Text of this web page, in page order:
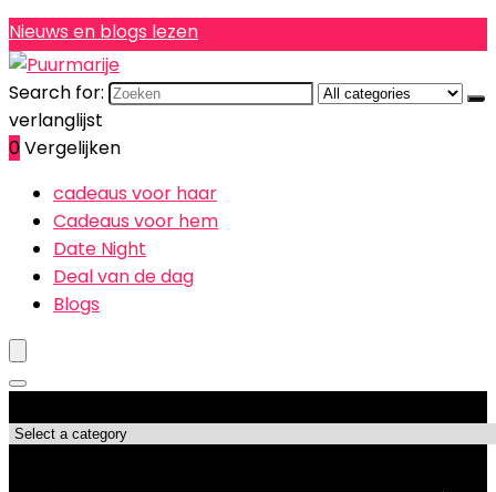
Nieuws en blogs lezen
Search for:
verlanglijst
0Vergelijken
cadeaus voor haar
Cadeaus voor hem
Date Night
Deal van de dag
Blogs